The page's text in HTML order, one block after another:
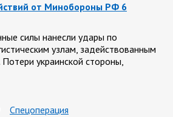
от Минобороны РФ 6
силы нанесли удары по
узлам, задействованным
украинской стороны,
Спецоперация